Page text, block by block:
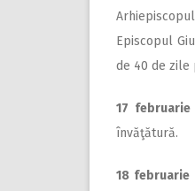
Episcopul
de 40 de zile
17 februarie
învăţătură.
18 februarie